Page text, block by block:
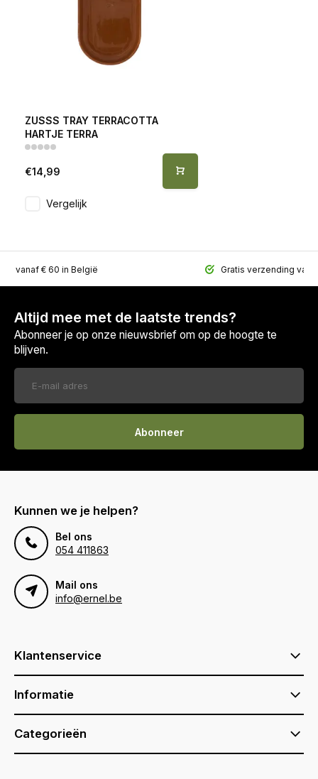
ZUSSS TRAY TERRACOTTA
HARTJE TERRA
€14,99
Vergelijk
vanaf € 60 in België Gratis verzending
Altijd mee met de laatste trends?
Abonneer je op onze nieuwsbrief om op de hoogte te
blijven.
Abonneer
Kunnen we je helpen?
Bel ons
054 411863
Mail ons
info@ernel.be
Klantenservice
Informatie
Categorieën